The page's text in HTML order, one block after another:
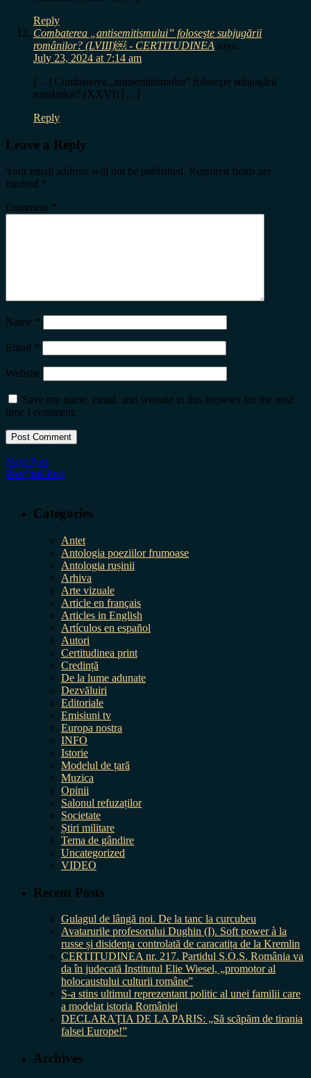
Reply
Combaterea „antisemitismului” foloseşte subjugării
românilor? (LVIII)￼ - CERTITUDINEA says:
July 23, 2024 at 7:14 am
[…] Combaterea „antisemitismului” foloseşte subjugării
românilor? (XXVI) […]
Reply
Leave a Reply
Your email address will not be published. Required fields are
marked *
Comment *
Name *
Email *
Website
Save my name, email, and website in this browser for the next
time I comment.
Next Post
Previous Post
Categories
Antet
Antologia poeziilor frumoase
Antologia rușinii
Arhiva
Arte vizuale
Article en français
Articles in English
Artículos en español
Autori
Certitudinea print
Credință
De la lume adunate
Dezvăluiri
Editoriale
Emisiuni tv
Europa nostra
INFO
Istorie
Modelul de țară
Muzica
Opinii
Salonul refuzaților
Societate
Știri militare
Tema de gândire
Uncategorized
VIDEO
Recent Posts
Gulagul de lângă noi. De la tanc la curcubeu
Avatarurile profesorului Dughin (I). Soft power à la
russe și disidența controlată de caracatița de la Kremlin
CERTITUDINEA nr. 217. Partidul S.O.S. România va
da în judecată Institutul Elie Wiesel, „promotor al
holocaustului culturii române”
S-a stins ultimul reprezentant politic al unei familii care
a modelat istoria României
DECLARAȚIA DE LA PARIS: „Să scăpăm de tirania
falsei Europe!”
Archives